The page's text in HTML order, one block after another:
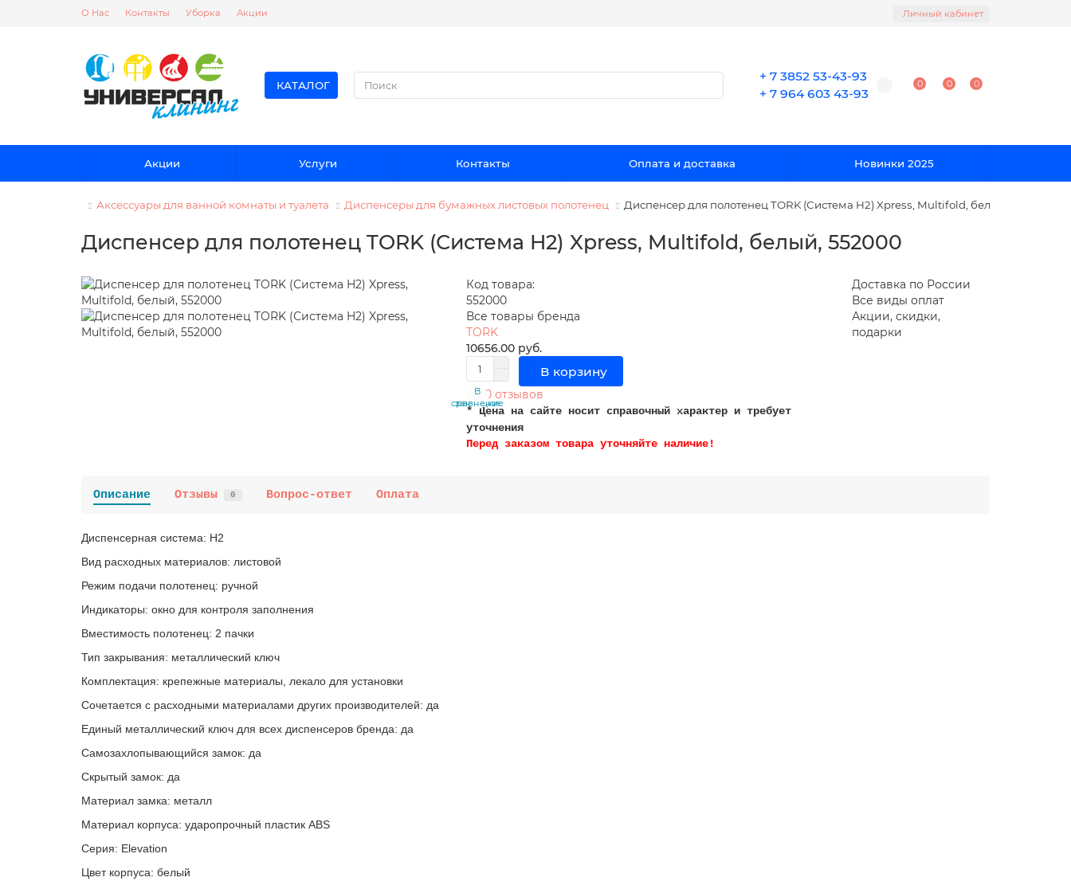
О Нас Контакты Уборка Акции Личный кабинет
КАТАЛОГ
+ 7 3852 53-43-93
+ 7 964 603 43-93
0 0 0
Акции Услуги Контакты Оплата и доставка Новинки 2025
Аксессуары для ванной комнаты и туалета Диспенсеры для бумажных листовых полотенец Диспенсер для полотенец TORK (Система H2) Xpress, Multifold, белый, 552000
Диспенсер для полотенец TORK (Система H2) Xpress, Multifold, белый, 552000
Код товара:
552000
Все товары бренда
TORK
10656.00 руб.
В корзину
В
закладки
В
сравнение
0 отзывов
* Цена на сайте носит справочный характер и требует
уточнения
Перед заказом товара уточняйте наличие!
Доставка по России
Все виды оплат
Акции, скидки,
подарки
Описание Отзывы 0 Вопрос-ответ Оплата
Диспенсерная система: Н2
Вид расходных материалов: листовой
Режим подачи полотенец: ручной
Индикаторы: окно для контроля заполнения
Вместимость полотенец: 2 пачки
Тип закрывания: металлический ключ
Комплектация: крепежные материалы, лекало для установки
Сочетается с расходными материалами других производителей: да
Единый металлический ключ для всех диспенсеров бренда: да
Самозахлопывающийся замок: да
Скрытый замок: да
Материал замка: металл
Материал корпуса: ударопрочный пластик ABS
Серия: Elevation
Цвет корпуса: белый